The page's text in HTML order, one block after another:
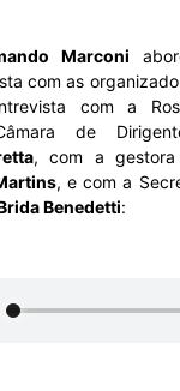
Marconi
com as
com a
de
, com a gestora
, e com a
Benedetti: